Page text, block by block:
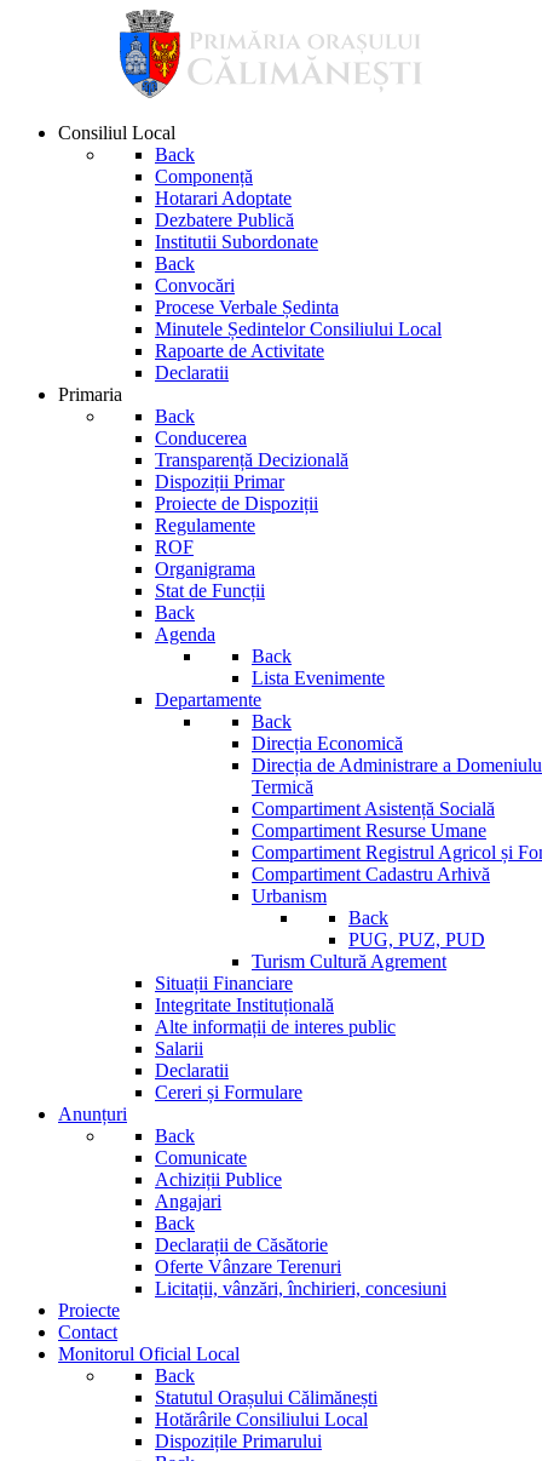
Consiliul Local
Back
Componență
Hotarari Adoptate
Dezbatere Publică
Institutii Subordonate
Back
Convocări
Procese Verbale Ședinta
Minutele Ședintelor Consiliului Local
Rapoarte de Activitate
Declaratii
Primaria
Back
Conducerea
Transparență Decizională
Dispoziții Primar
Proiecte de Dispoziții
Regulamente
ROF
Organigrama
Stat de Funcții
Back
Agenda
Back
Lista Evenimente
Departamente
Back
Direcția Economică
Direcția de Administrare a
Termică
Compartiment Asistență Socială
Compartiment Resurse Umane
Compartiment Registrul Agricol și
Compartiment Cadastru Arhivă
Urbanism
Back
PUG, PUZ, PUD
Turism Cultură Agrement
Situații Financiare
Integritate Instituțională
Alte informații de interes public
Salarii
Declaratii
Cereri și Formulare
Anunțuri
Back
Comunicate
Achiziții Publice
Angajari
Back
Declarații de Căsătorie
Oferte Vânzare Terenuri
Licitații, vânzări, închirieri, concesiuni
Proiecte
Contact
Monitorul Oficial Local
Back
Statutul Orașului Călimănești
Hotărârile Consiliului Local
Dispozițile Primarului